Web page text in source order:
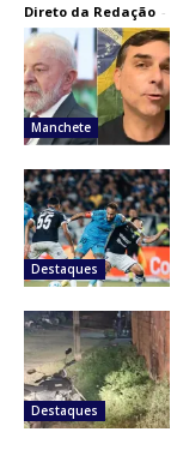
Direto da Redação -
Manchete
Destaques
Destaques